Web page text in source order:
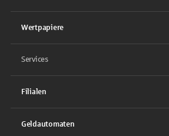
Wertpapiere
Services
Filialen
Geldautomaten